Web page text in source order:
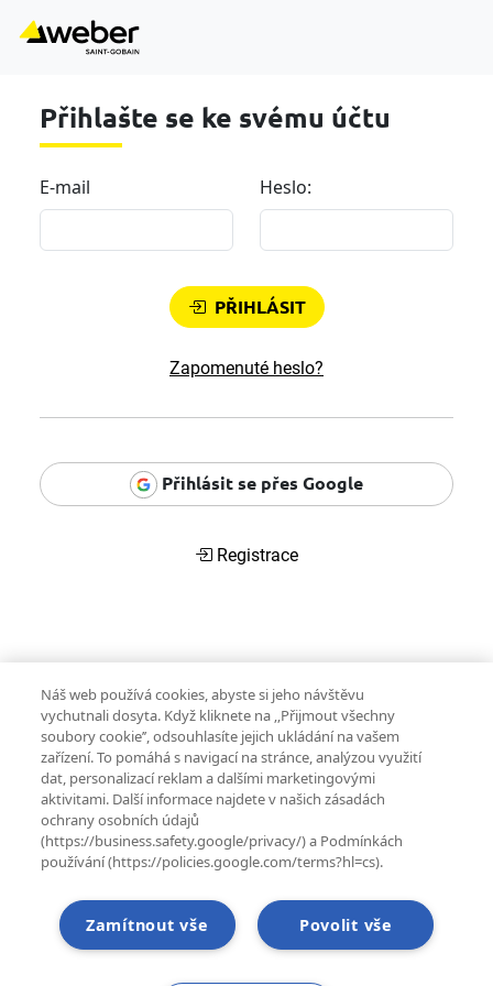
Přihlašte se ke svému účtu
E-mail Heslo:
PŘIHLÁSIT
Zapomenuté heslo?
Přihlásit se přes Google
Registrace
Náš web používá cookies, abyste si jeho návštěvu
vychutnali dosyta. Když kliknete na ‚‚Přijmout všechny
soubory cookie’’, odsouhlasíte jejich ukládání na vašem
zařízení. To pomáhá s navigací na stránce, analýzou využití
dat, personalizací reklam a dalšími marketingovými
aktivitami. Další informace najdete v našich zásadách
ochrany osobních údajů
(https://business.safety.google/privacy/) a Podmínkách
používání (https://policies.google.com/terms?hl=cs).
Povolit vše
Zamítnout vše